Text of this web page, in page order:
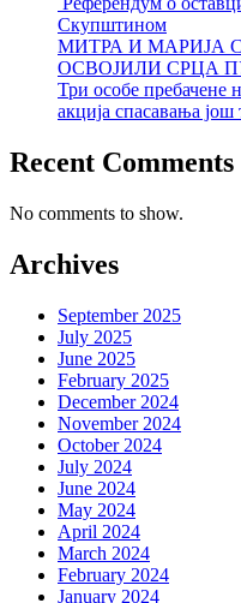
Скупштином
МИТРА И МАРИЈА
ОСВОЈИЛИ СРЦА
Три особе пребачене
акција спасавања још
Recent Comments
No comments to show.
Archives
September 2025
July 2025
June 2025
February 2025
December 2024
November 2024
October 2024
July 2024
June 2024
May 2024
April 2024
March 2024
February 2024
January 2024